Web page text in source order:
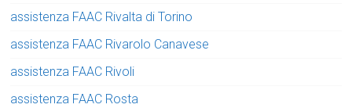
assistenza FAAC Rivalta di Torino
assistenza FAAC Rivarolo Canavese
assistenza FAAC Rivoli
assistenza FAAC Rosta